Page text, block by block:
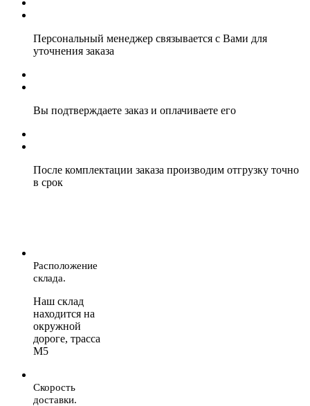
Персональный менеджер связывается с Вами для
уточнения заказа
Вы подтверждаете заказ и оплачиваете его
После комплектации заказа производим отгрузку точно
в срок
Расположение
склада.
Наш склад
находится на
окружной
дороге, трасса
М5
Скорость
доставки.